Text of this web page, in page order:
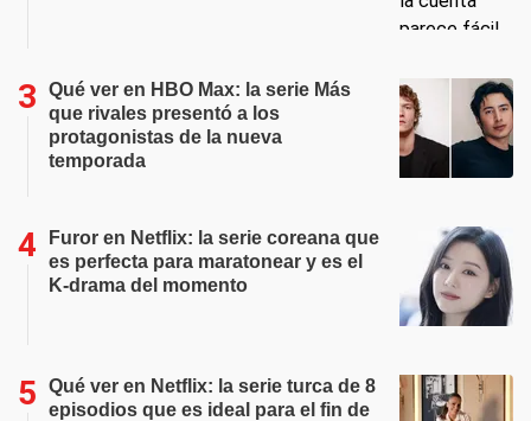
Qué ver en HBO Max: la serie Más
que rivales presentó a los
protagonistas de la nueva
temporada
Furor en Netflix: la serie coreana que
es perfecta para maratonear y es el
K-drama del momento
Qué ver en Netflix: la serie turca de 8
episodios que es ideal para el fin de